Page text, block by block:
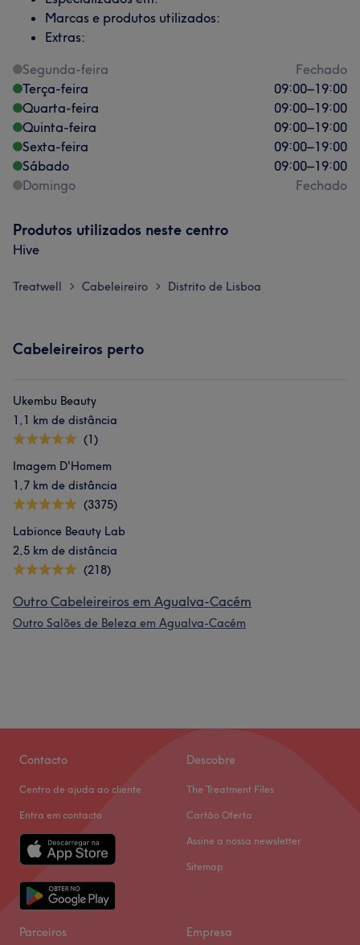
Marcas e produtos utilizados:
Extras:
Segunda-feira
Fechado
Terça-feira
09:00–19:00
Quarta-feira
09:00–19:00
Quinta-feira
09:00–19:00
Sexta-feira
09:00–19:00
Sábado
09:00–19:00
Domingo
Fechado
Produtos utilizados neste centro
Hive
Treatwell > Cabeleireiro > Distrito de Lisboa
Cabeleireiros perto
Ukembu Beauty
1,1 km de distância
(1)
Imagem D'Homem
1,7 km de distância
(3375)
Labionce Beauty Lab
2,5 km de distância
(218)
Outro Cabeleireiros em Agualva-Cacém
Outro Salões de Beleza em Agualva-Cacém
Contacto
Centro de ajuda ao cliente
Entra em contacto
Descobre
The Treatment Files
Cartão Oferta
Assine a nossa newsletter
Sitemap
Parceiros Empresa